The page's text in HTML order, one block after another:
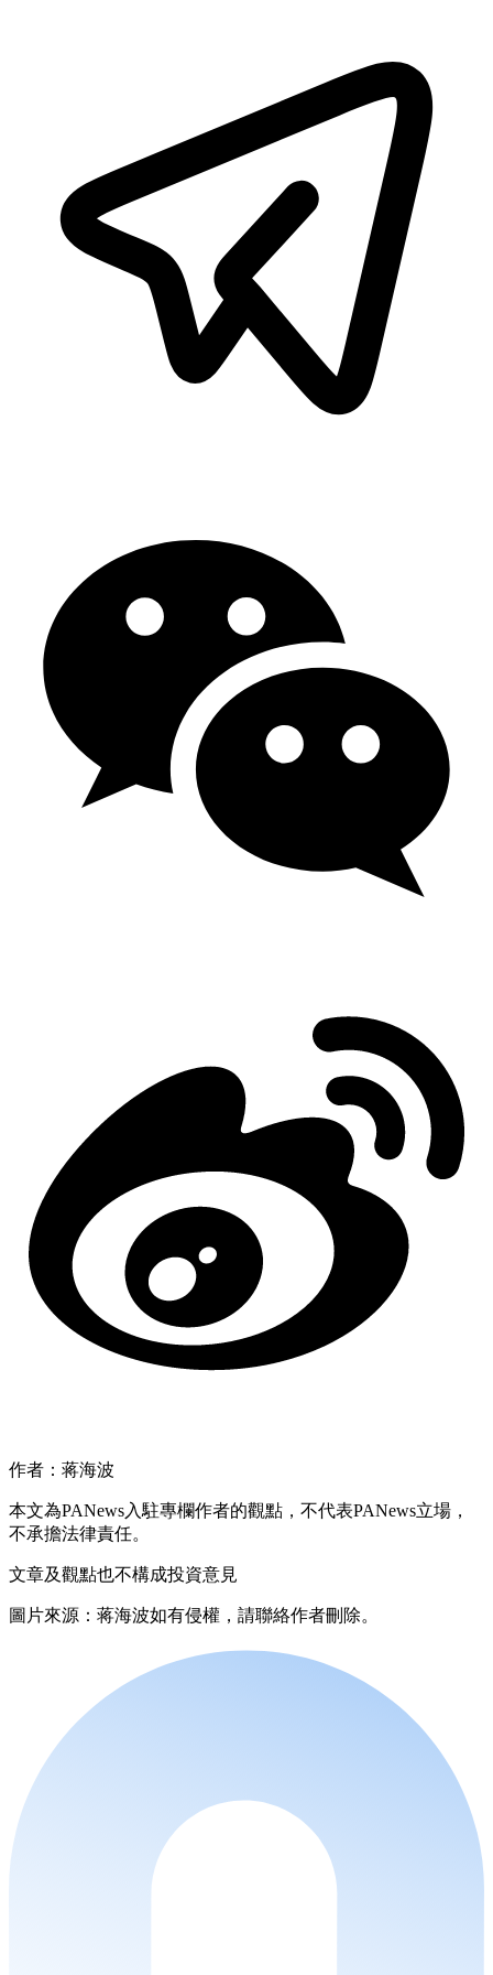
作者：蒋海波
本文為PANews入駐專欄作者的觀點，不代表PANews立場，
不承擔法律責任。
文章及觀點也不構成投資意見
圖片來源：蒋海波如有侵權，請聯絡作者刪除。